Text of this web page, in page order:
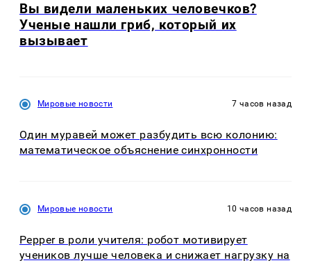
Вы видели маленьких человечков?
Ученые нашли гриб, который их
вызывает
Мировые новости 7 часов назад
Один муравей может разбудить всю колонию:
математическое объяснение синхронности
Мировые новости 10 часов назад
Pepper в роли учителя: робот мотивирует
учеников лучше человека и снижает нагрузку на